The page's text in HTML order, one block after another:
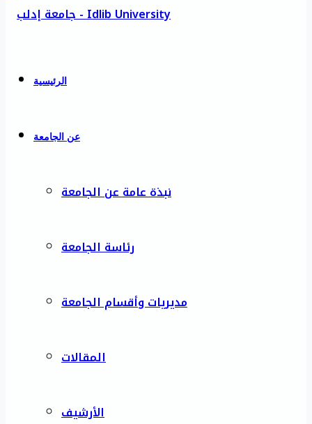
الرئيسية
عن الجامعة
نبذة عامة عن الجامعة
رئاسة الجامعة
مديريات وأقسام الجامعة
المقالات
الأرشيف